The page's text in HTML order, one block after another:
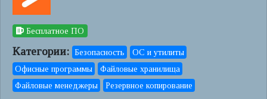
Бесплатное ПО
Категории: Безопасность
ОС и утилиты
Офисные программы
Файловые хранилища
Файловые менеджеры
Резервное копирование